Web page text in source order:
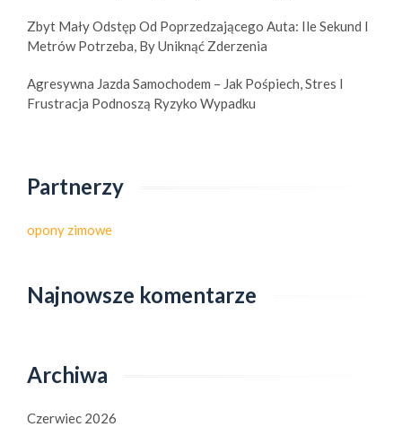
Zbyt Mały Odstęp Od Poprzedzającego Auta: Ile Sekund I
Metrów Potrzeba, By Uniknąć Zderzenia
Agresywna Jazda Samochodem – Jak Pośpiech, Stres I
Frustracja Podnoszą Ryzyko Wypadku
Partnerzy
opony zimowe
Najnowsze komentarze
Archiwa
Czerwiec 2026